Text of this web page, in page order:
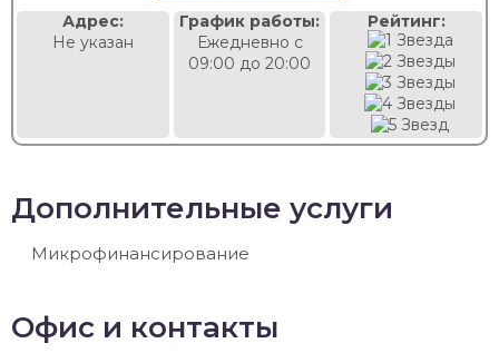
Адрес:
Не указан
График работы:
Ежедневно с
09:00 до 20:00
Рейтинг:
Дополнительные услуги
Микрофинансирование
Офис и контакты